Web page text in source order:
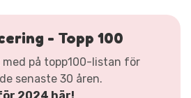
- Topp 100
på topp100-listan för
senaste 30 åren.